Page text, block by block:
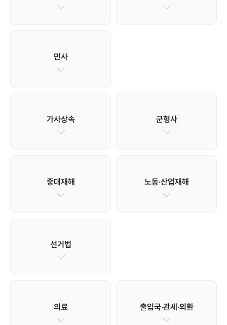
민사
가사상속 군형사
중대재해 노동·산업재해
선거법
의료 출입국·관세·외환